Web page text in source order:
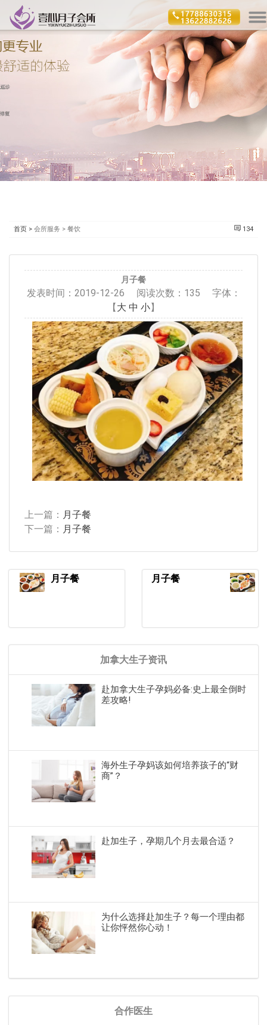
首页 > 会所服务 > 餐饮 134
月子餐
发表时间： 2019-12-26 阅读次数： 135 字体：
【大 中 小】
上一篇： 月子餐
下一篇： 月子餐
月子餐 月子餐
加拿大生子资讯
赴加拿大生子孕妈必备:史上最全倒时
差攻略!
海外生子孕妈该如何培养孩子的“财
商”？
赴加生子，孕期几个月去最合适？
为什么选择赴加生子？每一个理由都
让你怦然你心动！
合作医生